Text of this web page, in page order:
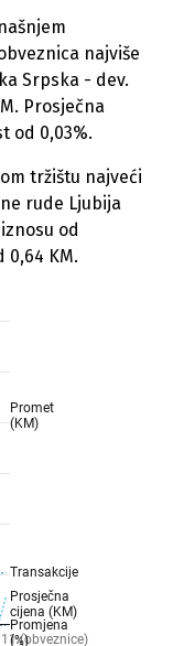
najviše
Srpska - dev.
Prosječna
od 0,03%.
tržištu najveći
rude Ljubija
od
0,64 KM.